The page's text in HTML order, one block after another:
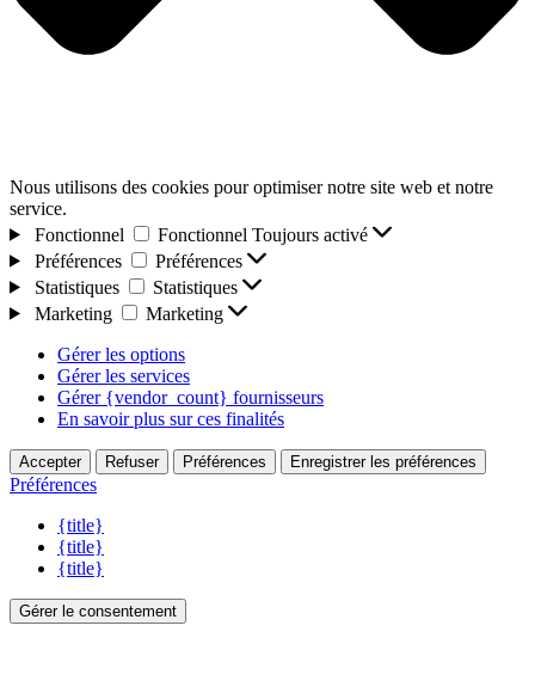
Nous utilisons des cookies pour optimiser notre site web et notre
service.
Fonctionnel
Fonctionnel Toujours activé
Préférences
Préférences
Statistiques
Statistiques
Marketing
Marketing
Gérer les options
Gérer les services
Gérer {vendor_count} fournisseurs
En savoir plus sur ces finalités
Accepter Refuser Préférences Enregistrer les préférences
Préférences
{title}
{title}
{title}
Gérer le consentement